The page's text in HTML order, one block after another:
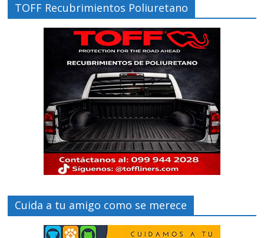
TOFF Recubrimientos Poliuretano
Cuida a tu amigo como se merece